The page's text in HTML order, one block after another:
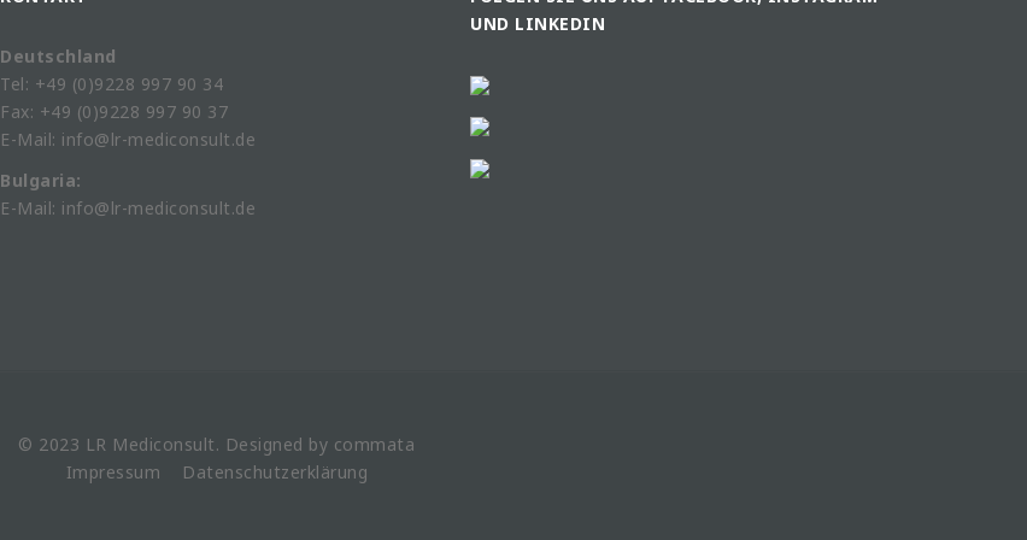
Deutschland
Tel: +49 (0)9228 997 90 34
Fax: +49 (0)9228 997 90 37
E-Mail: info@lr-mediconsult.de
Bulgaria:
E-Mail: info@lr-mediconsult.de
UND LINKEDIN
© 2023 LR Mediconsult. Designed by commata
Impressum
Datenschutzerklärung